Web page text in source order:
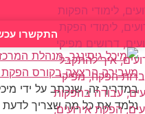
התקשרו
במדריך זה, שנכתב על ידי
נלמד את כל מה שצריך לדעת